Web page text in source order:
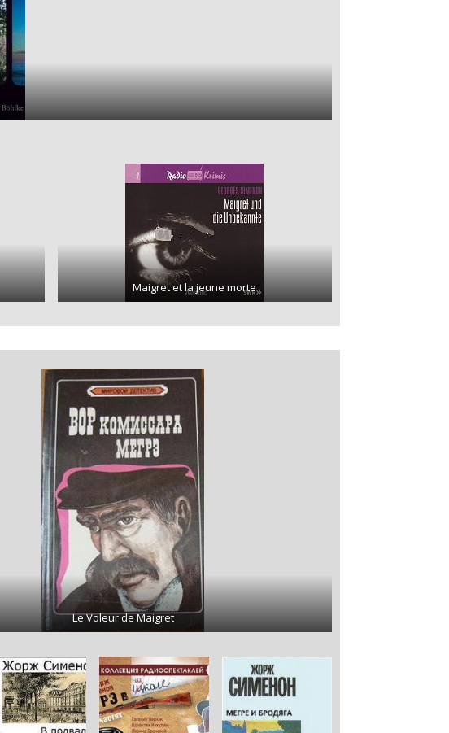
Maigret et la jeune morte
Le Voleur de Maigret